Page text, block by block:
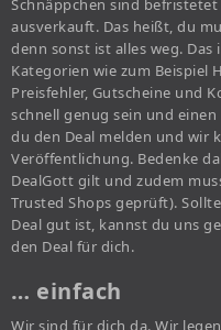
Schnäppchen sind
ausverkauft. Das heißt, du
denn sonst ist alles weg.
Kategorien wie zum Beispiel
Preisfehler, Gutscheine und
schnell genug sein und
du den Deal melden und wir
Veröffentlichung. Bedenke
DealGott gilt und zudem
Trusted Shops geprüft).
Deal gut ist, kannst du uns
den Deal für dich.
… einfach
Wir sind für dich da. Wir